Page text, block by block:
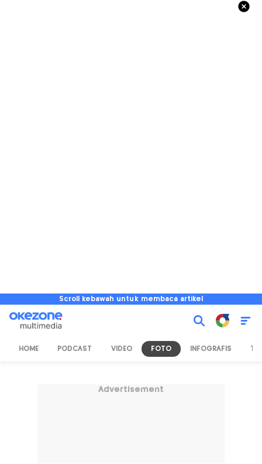
Scroll kebawah untuk membaca artikel
HOME PODCAST VIDEO FOTO INFOGRAFIS TV
Advertisement